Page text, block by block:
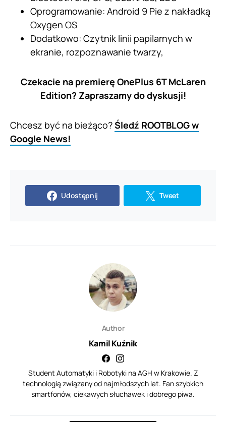
Oprogramowanie: Android 9 Pie z nakładką
Oxygen OS
Dodatkowo: Czytnik linii papilarnych w
ekranie, rozpoznawanie twarzy,
Czekacie na premierę OnePlus 6T McLaren
Edition? Zapraszamy do dyskusji!
Chcesz być na bieżąco?Śledź ROOTBLOG w
Google News!
Udostępnij Tweet
Author
Kamil Kuźnik
Student Automatyki i Robotyki na AGH w Krakowie. Z
technologią związany od najmłodszych lat. Fan szybkich
smartfonów, ciekawych słuchawek i dobrego piwa.